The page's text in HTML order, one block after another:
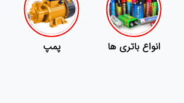
پمپ تجهیزات کمپ